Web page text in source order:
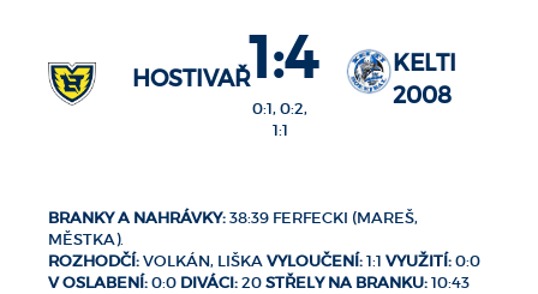
HOSTIVAŘ1:4
0:1, 0:2,
1:1
KELTI
2008
BRANKY A NAHRÁVKY:38:39 FERFECKI (MAREŠ,
MĚSTKA).
ROZHODČÍ:VOLKÁN, LIŠKAVYLOUČENÍ:1:1 VYUŽITÍ:0:0
V OSLABENÍ:0:0 DIVÁCI:20STŘELY NA BRANKU:10:43